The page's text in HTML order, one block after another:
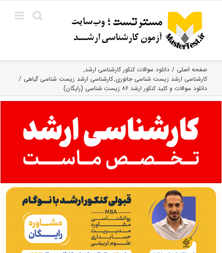
content
صفحه اصلی
دانلود سوالات کنکور کارشناسی ارشد
کارشناسی ارشد زیست‌ شناسی جانوری کارشناسی ارشد زیست‌ شناسی گیاهی
دانلود سوالات و کلید کنکور ارشد ۸۶ زیست شناسی (رایگان)